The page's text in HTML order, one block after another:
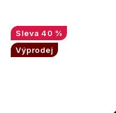
BOGNER
40 %
Výprodej